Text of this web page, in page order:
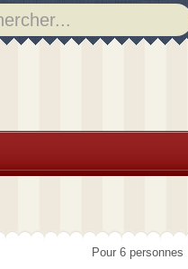
Pour 6 personnes